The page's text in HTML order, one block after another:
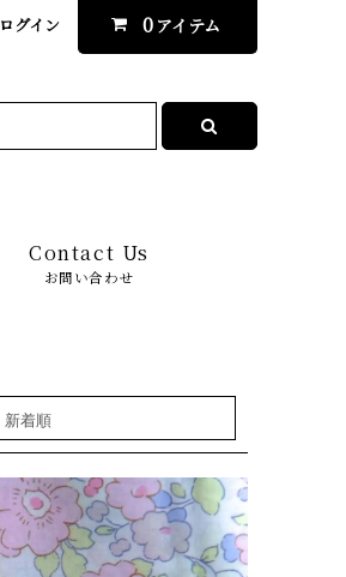
ログイン 0 アイテム
Contact Us
お問い合わせ